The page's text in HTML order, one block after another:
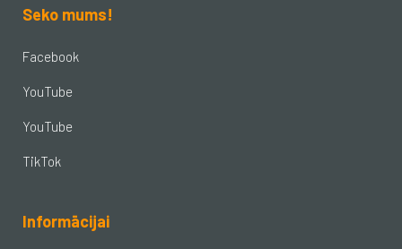
Seko mums!
Facebook
YouTube
YouTube
TikTok
Informācijai